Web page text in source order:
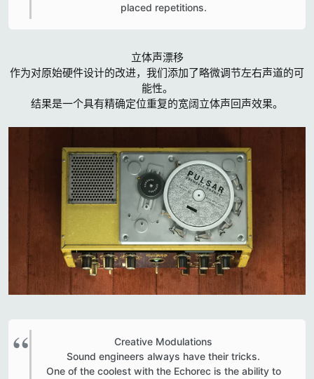
placed repetitions.​
立体声漂移
作为对原始硬件设计的改进，我们添加了略微调节左右声道的可
能性。
结果是一个具有精确定位重复的宽阔立体声回声效果。
Creative Modulations
Sound engineers always have their tricks.
One of the coolest with the Echorec is the ability to